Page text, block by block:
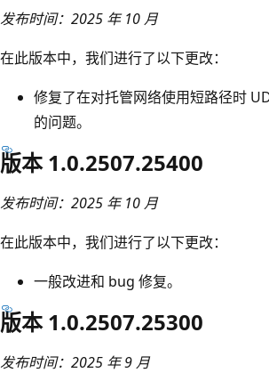
发布时间：2025 年 10 月
在此版本中，我们进行了以下更改：
修复了在对托管网络使用短路径时
的问题。
版本 1.0.2507.25400
发布时间：2025 年 10 月
在此版本中，我们进行了以下更改：
一般改进和 bug 修复。
版本 1.0.2507.25300
发布时间：2025 年 9 月